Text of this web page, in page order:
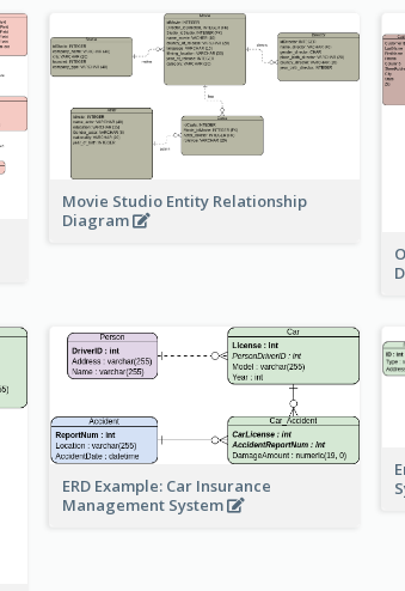
Movie Studio Entity Relationship
Diagram
ERD Example: Car Insurance
Management System